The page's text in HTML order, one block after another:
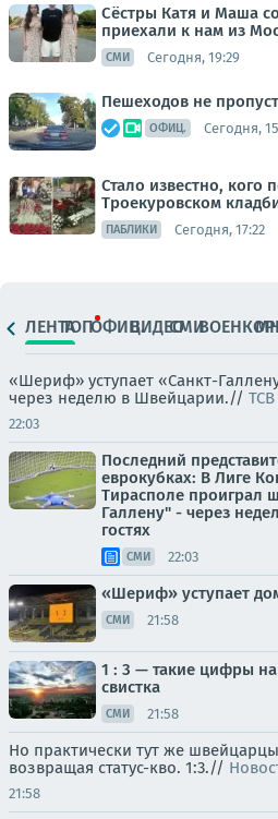
Сёстры Катя и Маша
приехали к нам из
СМИ Сегодня, 19:29
Пешеходов не
ОФИЦ. Сегодня,
Стало известно, кого
Троекуровском
ПАБЛИКИ Сегодня, 17:22
ЛЕНТАТОПОФИЦ.ВИДЕОСМИ
«Шериф» уступает «Санкт-
через неделю в Швейцарии.//
22:03
Последний
еврокубках: В Лиге
Тирасполе проиграл
Галлену" - через
гостях
СМИ 22:03
«Шериф» уступает
СМИ 21:58
1 : 3 — такие цифры
свистка
СМИ 21:58
Но практически тут же
возвращая статус-кво. 1:3.//
21:58